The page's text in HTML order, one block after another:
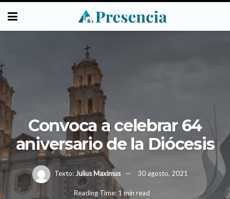
Convoca a celebrar 64
aniversario de la Diócesis
Texto: Julius Maximus 30 agosto, 2021
Reading Time: 1 min read